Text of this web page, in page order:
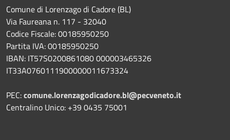
Comune di Lorenzago di Cadore (BL)
Via Faureana n. 117 - 32040
Codice Fiscale: 00185950250
Partita IVA: 00185950250
IBAN: IT57S0200861080 000003465326
IT33A0760111900000011673324
PEC:comune.lorenzagodicadore.bl@pecveneto.it
Centralino Unico: +39 0435 75001